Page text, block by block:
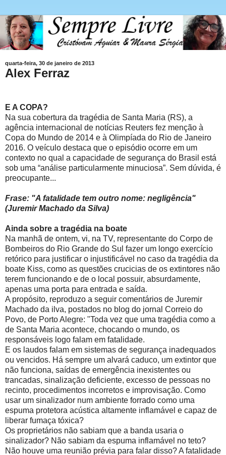
quarta-feira, 30 de janeiro de 2013
Alex Ferraz
E A COPA?
Na sua cobertura da tragédia de Santa Maria (RS), a
agência internacional de notícias Reuters fez menção à
Copa do Mundo de 2014 e à Olimpíada do Rio de Janeiro
2016. O veículo destaca que o episódio ocorre em um
contexto no qual a capacidade de segurança do Brasil está
sob uma “análise particularmente minuciosa”. Sem dúvida, é
preocupante...
Frase: "A fatalidade tem outro nome: negligência"
(Juremir Machado da Silva)
Ainda sobre a tragédia na boate
Na manhã de ontem, vi, na TV, representante do Corpo de
Bombeiros do Rio Grande do Sul fazer um longo exercício
retórico para justificar o injustificável no caso da tragédia da
boate Kiss, como as questões crucicias de os extintores não
terem funcionando e de o local possuir, absurdamente,
apenas uma porta para entrada e saída.
A propósito, reproduzo a seguir comentários de Juremir
Machado da ilva, postados no blog do jornal Correio do
Povo, de Porto Alegre: "Toda vez que uma tragédia como a
de Santa Maria acontece, chocando o mundo, os
responsáveis logo falam em fatalidade.
E os laudos falam em sistemas de segurança inadequados
ou vencidos. Há sempre um alvará caduco, um extintor que
não funciona, saídas de emergência inexistentes ou
trancadas, sinalização deficiente, excesso de pessoas no
recinto, procedimentos incorretos e improvisação. Como
usar um sinalizador num ambiente forrado como uma
espuma protetora acústica altamente inflamável e capaz de
liberar fumaça tóxica?
Os proprietários não sabiam que a banda usaria o
sinalizador? Não sabiam da espuma inflamável no teto?
Não houve uma reunião prévia para falar disso? A fatalidade